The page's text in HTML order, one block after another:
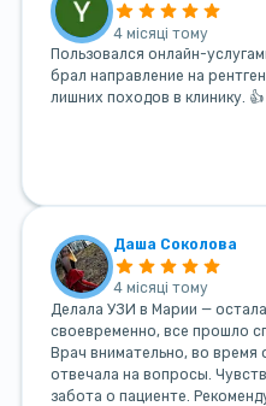
4 місяці тому
Пользовался онлайн-
брал направление на
лишних походов в клинику. 👍
Даша Соколова
4 місяці тому
Делала УЗИ в Марии —
своевременно, все прошло
Врач внимательно, во время
отвечала на вопросы.
забота о пациенте.